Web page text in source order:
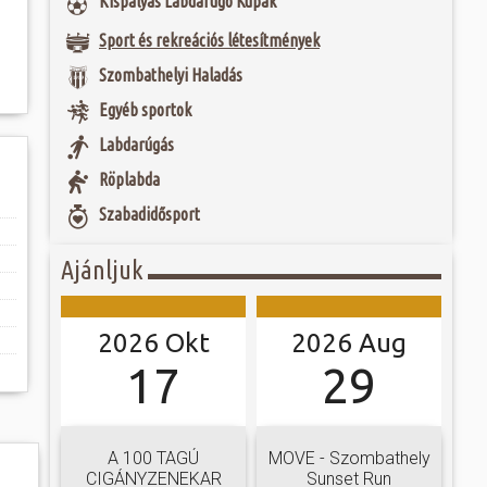
(1903-1975),
főorvos, aki
közönségének
A főorvos
szenvedéllyel
egyben
a
A találkozó
játékkal és
a lépést a
Sport és rekreációs létesítmények
Szombathelyi Haladás
Egyéb sportok
Labdarúgás
Röplabda
Szabadidősport
Ajánljuk
2026 Okt
17
A 100 TAGÚ
CIGÁNYZENEKAR
2026 Aug
29
MOVE - Szombathely
Sunset Run